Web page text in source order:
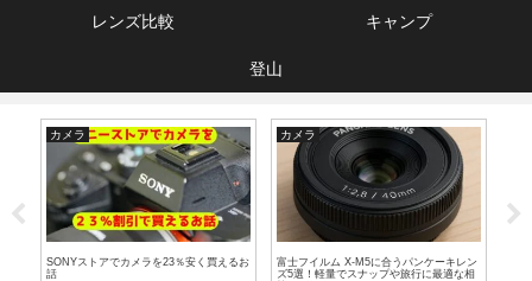
レンズ比較 キャンプ
登山
カメラ
SONYストアでカメラを23％安く買えるお
話
カメラ
富士フイルム X-M5に合うパンケーキレン
ズ5選！軽量でスナップや旅行に最適な相